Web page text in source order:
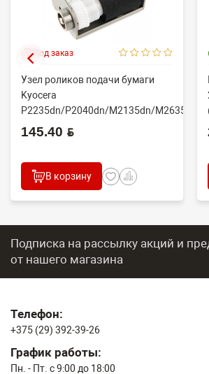
Под заказ
Узел роликов подачи бумаги
Kyocera
P2235dn/P2040dn/M2135dn/M2635dn/
(O...
145.40 BYN
В корзину
Подписка на рассылку акций и
от нашего магазина
Телефон:
+375 (29) 392-39-26
График работы:
Пн. - Пт. с 9:00 до 18:00